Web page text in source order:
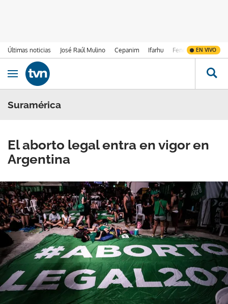
Últimas noticias José Raúl Mulino Cepanim Ifarhu Fenómeno de El
EN VIVO
Ir al contenido
Obrir navegació
Suramérica
El aborto legal entra en vigor en
Argentina